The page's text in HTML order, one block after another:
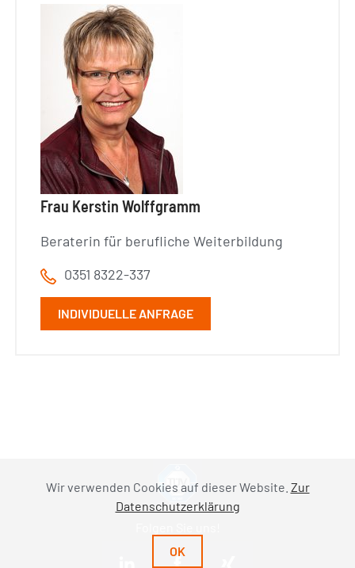
Wir verwenden Cookies auf dieser Website. Zur
Datenschutzerklärung
OK
Frau Kerstin Wolffgramm
Beraterin für berufliche Weiterbildung
0351 8322-337
INDIVIDUELLE ANFRAGE